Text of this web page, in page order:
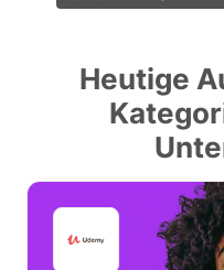
Heutige